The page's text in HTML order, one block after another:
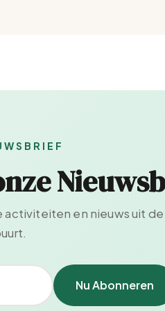
activiteiten en nieuws uit de
Nu Abonneren